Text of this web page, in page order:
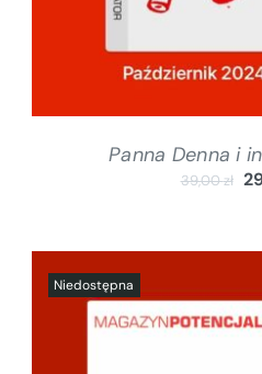
Panna Denna i
39,00zł